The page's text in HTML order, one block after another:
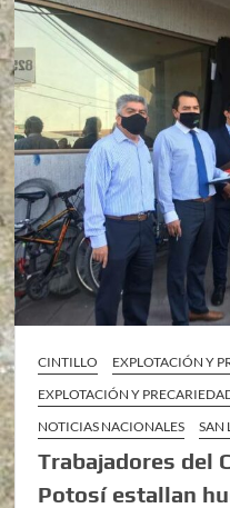
CINTILLO
EXPLOTACIÓN Y
EXPLOTACIÓN Y
NOTICIAS NACIONALES
SAN
Trabajadores del
Potosí estallan